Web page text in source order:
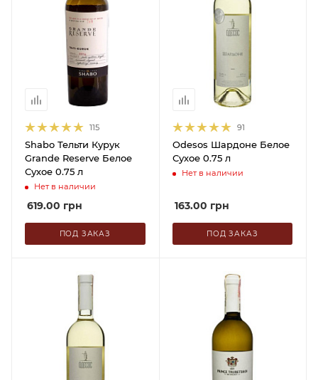
115
Shabo Тельти Курук
Grande Reserve Белое
Сухое 0.75 л
Нет в наличии
619.00 грн
ПОД ЗАКАЗ
91
Odesos Шардоне Белое
Сухое 0.75 л
Нет в наличии
163.00 грн
ПОД ЗАКАЗ